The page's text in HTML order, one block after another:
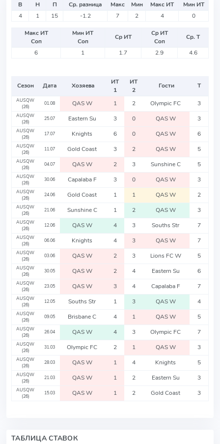
В Н П Ср. разница Макс Мин Макс ИТ
Мин ИТ
4
1 15 -1.2 7 2 4 0
Макс ИТ
Соп
Мин ИТ
Соп
Ср ИТ
Ср ИТ
Соп
Ср. Т
6
1 1.7 2.9 4.6
Сезон Дата Хозяева
ИТ
1
ИТ
2
Гости Т
AUSQW
(26)
01.08 QAS W 1 2 Olympic FC 3
AUSQW
(26)
25.07 Eastern Su 3 0 QAS W 3
AUSQW
(26)
17.07 Knights 6 0 QAS W 6
AUSQW
(26)
11.07 Gold Coast 3 2 QAS W 5
AUSQW
(26)
04.07 QAS W 2 3 Sunshine C 5
AUSQW
(26)
30.06 Capalaba F 3 0 QAS W 3
AUSQW
(26)
24.06 Gold Coast 1 1 QAS W 2
AUSQW
(26)
21.06 Sunshine C 1 2 QAS W 3
AUSQW
(26)
12.06 QAS W 4 3 Souths Str 7
AUSQW
(26)
06.06 Knights 4 3 QAS W 7
AUSQW
(26)
03.06 QAS W 2 3 Lions FC W 5
AUSQW
(26)
30.05 QAS W 2 4 Eastern Su 6
AUSQW
(26)
23.05 QAS W 3 4 Capalaba F 7
AUSQW
(26)
12.05 Souths Str 1 3 QAS W 4
AUSQW
(26)
09.05 Brisbane C 4 1 QAS W 5
AUSQW
(26)
26.04 QAS W 4 3 Olympic FC 7
AUSQW
(26)
31.03 Olympic FC 2 1 QAS W 3
AUSQW
(26)
28.03 QAS W 1 4 Knights 5
AUSQW
(26)
21.03 QAS W 1 2 Eastern Su 3
AUSQW
(26)
15.03 QAS W 1 2 Gold Coast 3
ТАБЛИЦА СТАВОК